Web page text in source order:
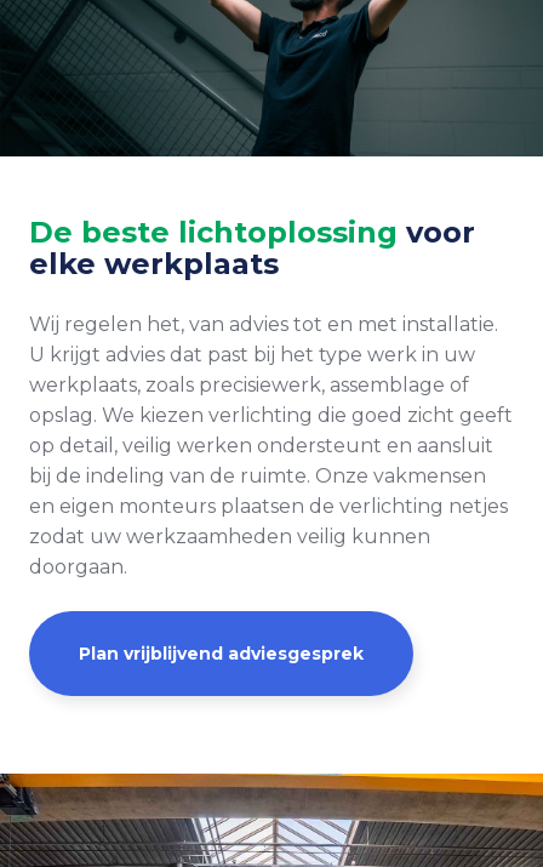
De beste lichtoplossing voor
elke werkplaats
Wij regelen het, van advies tot en met installatie.
U krijgt advies dat past bij het type werk in uw
werkplaats, zoals precisiewerk, assemblage of
opslag. We kiezen verlichting die goed zicht geeft
op detail, veilig werken ondersteunt en aansluit
bij de indeling van de ruimte. Onze vakmensen
en eigen monteurs plaatsen de verlichting netjes
zodat uw werkzaamheden veilig kunnen
doorgaan.
Plan vrijblijvend adviesgesprek